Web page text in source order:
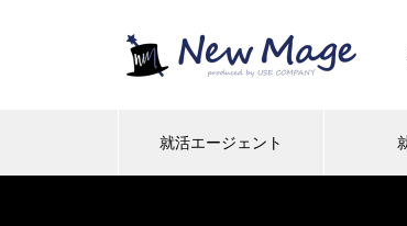
就活エージェント